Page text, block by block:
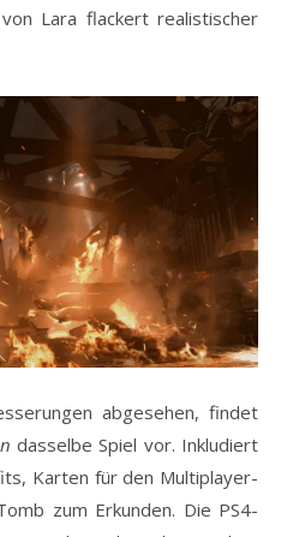
Lara flackert realistischer
abgesehen, findet
dasselbe Spiel vor. Inkludiert
Karten für den Multiplayer-
zum Erkunden. Die PS4-